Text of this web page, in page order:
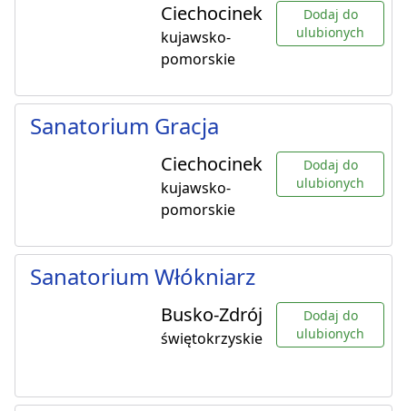
Ciechocinek
kujawsko-
pomorskie
Dodaj do
ulubionych
Sanatorium Gracja
Ciechocinek
kujawsko-
pomorskie
Dodaj do
ulubionych
Sanatorium Włókniarz
Busko-Zdrój
świętokrzyskie
Dodaj do
ulubionych